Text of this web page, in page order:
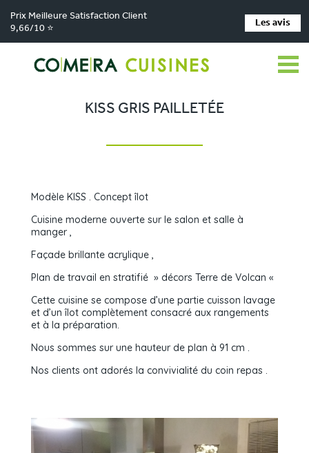
Prix Meilleure Satisfaction Client
9,66/10 ⭐
Les avis
Comera Cuisines > Nos magasins de cuisine > Cuisiniste Bourbon-Lancy >
Réalisations > KISS Gris Pailletée
KISS GRIS PAILLETÉE
Modèle KISS . Concept îlot
Cuisine moderne ouverte sur le salon et salle à
manger ,
Façade brillante acrylique ,
Plan de travail en stratifié » décors Terre de Volcan «
Cette cuisine se compose d’une partie cuisson lavage
et d’un îlot complètement consacré aux rangements
et à la préparation.
Nous sommes sur une hauteur de plan à 91 cm .
Nos clients ont adorés la convivialité du coin repas .